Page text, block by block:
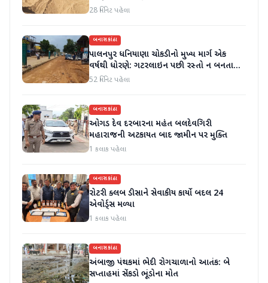
28 મિનિટ પહેલા
બનાસકાંઠા
પાલનપુર ધનિયાણા ચોકડીનો મુખ્ય માર્ગ એક
વર્ષથી ધોરણે: ગટરલાઇન પછી રસ્તો ન બનતા
હાલાકી
52 મિનિટ પહેલા
બનાસકાંઠા
ઓગડ દેવ દરબારના મહંત બલદેવગિરી
મહારાજની અટકાયત બાદ જામીન પર મુક્તિ
1 કલાક પહેલા
બનાસકાંઠા
રોટરી ક્લબ ડીસાને સેવાકીય કાર્યો બદલ 24
એવોર્ડ્સ મળ્યા
1 કલાક પહેલા
બનાસકાંઠા
અંબાજી પંથકમાં ભેદી રોગચાળાનો આતંક: બે
સપ્તાહમાં સેંકડો ભૂંડોના મોત